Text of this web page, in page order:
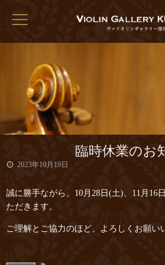
臨時休業のお
2023年10月19日
誠に勝手ながら、10月28日(土)、11月16
ただきます。
ご理解とご協力のほど、よろしくお願い